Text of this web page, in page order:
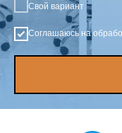
Свой вариант
Соглашаюсь на